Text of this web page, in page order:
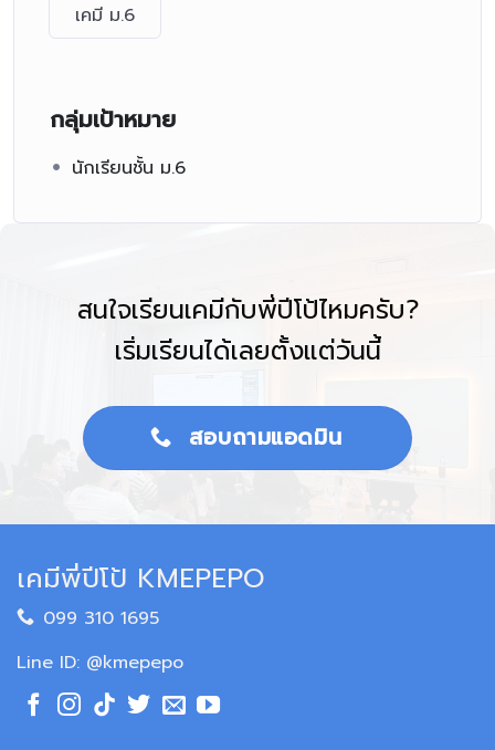
เคมี ม.6
กลุ่มเป้าหมาย
นักเรียนชั้น ม.6
สนใจเรียนเคมีกับพี่ปีโป้ไหมครับ?
เริ่มเรียนได้เลยตั้งแต่วันนี้
สอบถามแอดมิน
เคมีพี่ปีโป้ KMEPEPO
099 310 1695
Line ID: @kmepepo